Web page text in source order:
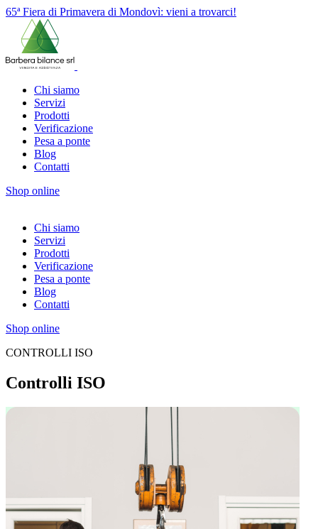
65ª Fiera di Primavera di Mondovì: vieni a trovarci!
Chi siamo
Servizi
Prodotti
Verificazione
Pesa a ponte
Blog
Contatti
Shop online
Chi siamo
Servizi
Prodotti
Verificazione
Pesa a ponte
Blog
Contatti
Shop online
CONTROLLI ISO
Controlli ISO